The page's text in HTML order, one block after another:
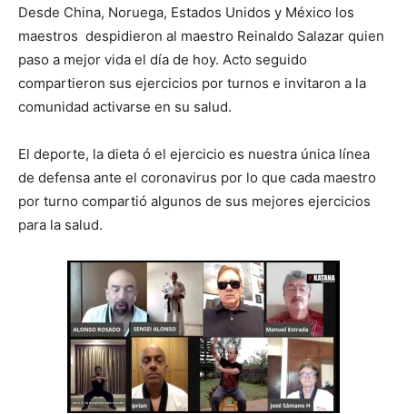
Desde China, Noruega, Estados Unidos y México los
maestros despidieron al maestro Reinaldo Salazar quien
paso a mejor vida el día de hoy. Acto seguido
compartieron sus ejercicios por turnos e invitaron a la
comunidad activarse en su salud.
El deporte, la dieta ó el ejercicio es nuestra única línea
de defensa ante el coronavirus por lo que cada maestro
por turno compartió algunos de sus mejores ejercicios
para la salud.